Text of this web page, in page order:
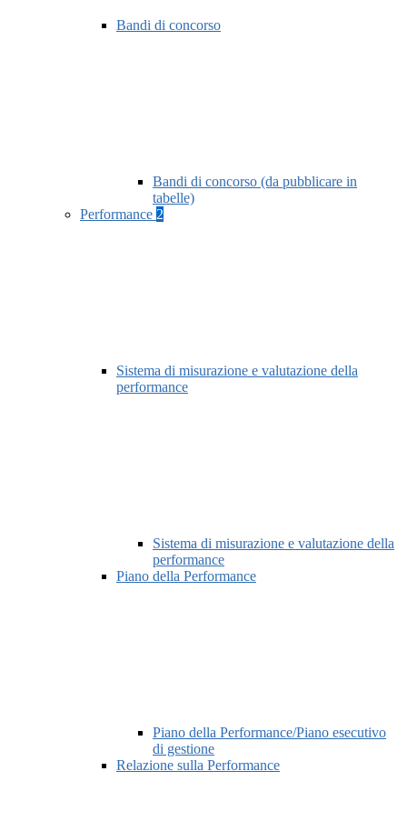
Bandi di concorso
Bandi di concorso (da pubblicare in
tabelle)
Performance 2
Sistema di misurazione e valutazione della
performance
Sistema di misurazione e valutazione della
performance
Piano della Performance
Piano della Performance/Piano esecutivo
di gestione
Relazione sulla Performance